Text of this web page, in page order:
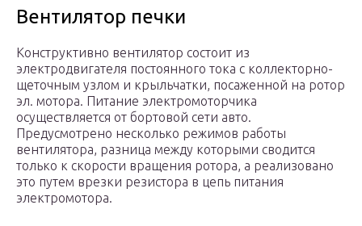
Вентилятор печки
Конструктивно вентилятор состоит из
электродвигателя постоянного тока с коллекторно-
щеточным узлом и крыльчатки, посаженной на ротор
эл. мотора. Питание электромоторчика
осуществляется от бортовой сети авто.
Предусмотрено несколько режимов работы
вентилятора, разница между которыми сводится
только к скорости вращения ротора, а реализовано
это путем врезки резистора в цепь питания
электромотора.